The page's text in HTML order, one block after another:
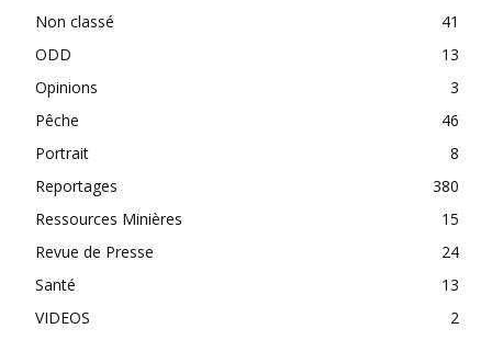
Non classé
41
ODD
13
Opinions
3
Pêche
46
Portrait
8
Reportages
380
Ressources Minières
15
Revue de Presse
24
Santé
13
VIDEOS
2